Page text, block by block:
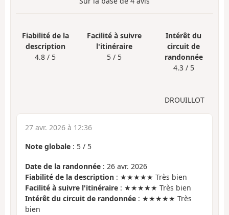
Fiabilité de la
description
4.8 / 5
Facilité à suivre
l'itinéraire
5 / 5
Intérêt du
circuit de
randonnée
4.3 / 5
DROUILLOT
27 avr. 2026 à 12:36
Note globale : 5 / 5
Date de la randonnée : 26 avr. 2026
Fiabilité de la description : ★★★★★ Très bien
Facilité à suivre l'itinéraire : ★★★★★ Très bien
Intérêt du circuit de randonnée : ★★★★★ Très
bien